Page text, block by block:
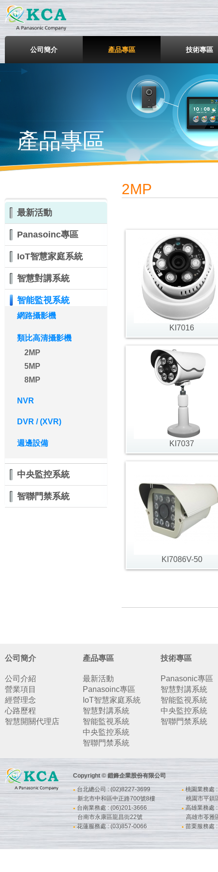
鎧鋒企業股份有限公司
公司簡介 產品專區 技術專區
產品專區
最新活動
Panasoinc專區
IoT智慧家庭系統
智慧對講系統
智能監視系統
網路攝影機
類比高清攝影機
2MP
5MP
8MP
NVR
DVR / (XVR)
週邊設備
中央監控系統
智聯門禁系統
2MP
KI7016
KI7037
KI7086V-50
公司簡介
公司介紹
營業項目
經營理念
心路歷程
智慧開關代理店
產品專區
最新活動
Panasoinc專區
IoT智慧家庭系統
智慧對講系統
智能監視系統
中央監控系統
智聯門禁系統
技術專區
Panasonic專區
智慧對講系統
智能監視系統
中央監控系統
智聯門禁系統
Copyright © 鎧鋒企業股份有限公司
●台北總公司 : (02)8227-3699
新北市中和區中正路700號8樓
● 桃園業務處
桃園市平鎮
● 台南業務處 : (06)201-3666
台南市永康區龍昌街22號
●高雄業務處
高雄市苓雅
●花蓮服務處 : (03)857-0066 ● 苗栗服務處